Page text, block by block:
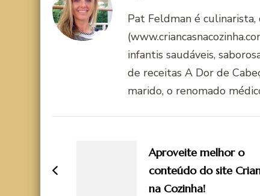
Pat Feldman é culinarista,
infantis saudáveis,
de receitas A Dor de
marido, o renomado
post
Aproveite melhor o
conteúdo do site
na Cozinha!